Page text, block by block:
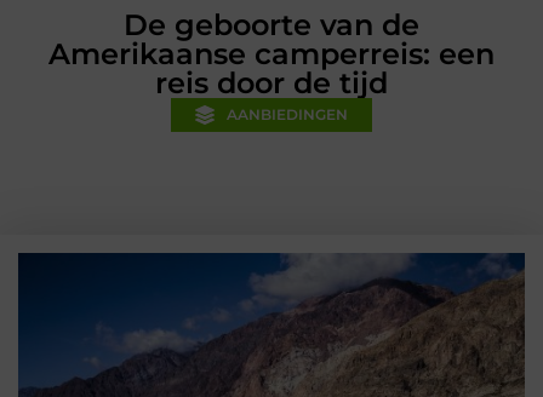
De geboorte van de
Amerikaanse camperreis: een
reis door de tijd
AANBIEDINGEN